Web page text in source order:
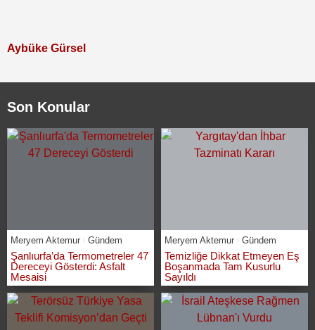
Aybüke Gürsel
Son Konular
Meryem Aktemur Gündem
Şanlıurfa’da Termometreler 47
Dereceyi Gösterdi: Asfalt
Mesaisi
Meryem Aktemur Gündem
Temizliğe Dikkat Etmeyen Eş
Boşanmada Tam Kusurlu
Sayıldı